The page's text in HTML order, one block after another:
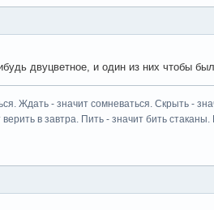
двуцветное, и один из них чтобы
Ждать - значит сомневаться. Скрыть -
в завтра. Пить - значит бить стаканы.